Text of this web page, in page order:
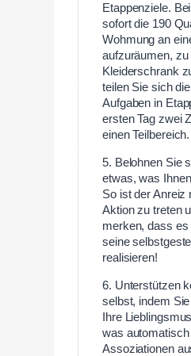
Etappenziele.
sofort die 190
Wohmung an
aufzuräumen,
Kleiderschrank
teilen Sie sich
Aufgaben in
ersten Tag zwei
einen Teilbereich.
5. Belohnen Sie
etwas, was
So ist der Anreiz
Aktion zu treten
merken, dass
seine
realisieren!
6. Unterstützen
selbst, indem
Ihre
was
Assoziationen